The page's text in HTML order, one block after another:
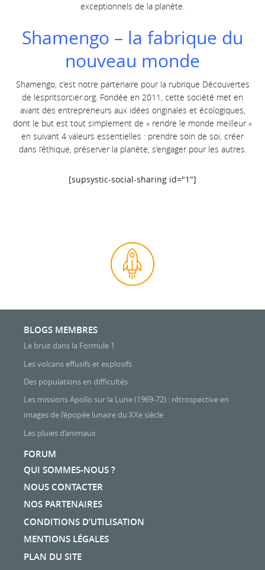
exceptionnels de la planète.
Shamengo – la fabrique du
nouveau monde
Shamengo, c’est notre partenaire pour la rubrique Découvertes
de lespritsorcier.org. Fondée en 2011, cette société met en
avant des entrepreneurs aux idées originales et écologiques,
dont le but est tout simplement de « rendre le monde meilleur »
en suivant 4 valeurs essentielles : prendre soin de soi, créer
dans l’éthique, préserver la planète, s’engager pour les autres.
[supsystic-social-sharing id="1"]
BLOGS MEMBRES
Le bruit dans la Formule 1
Les volcans effusifs et explosifs
Des populations en difficultés
Les missions Apollo sur la Lune (1969-72) : rétrospective en
images de l’épopée lunaire du XXe siècle
Les pluies d’animaux
FORUM
QUI SOMMES-NOUS ?
NOUS CONTACTER
NOS PARTENAIRES
CONDITIONS D’UTILISATION
MENTIONS LÉGALES
PLAN DU SITE